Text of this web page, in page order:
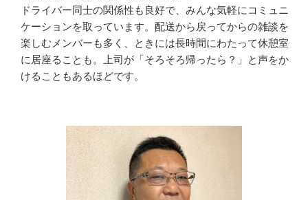
ドライバー同士の関係性も良好で、みんな気軽にコミュニ
ケーションを取っています。配送から戻ってからの雑談を
楽しむメンバーも多く、ときには長時間にわたって休憩室
に居座ることも。上司が「そろそろ帰ったら？」と声をか
けることもあるほどです。